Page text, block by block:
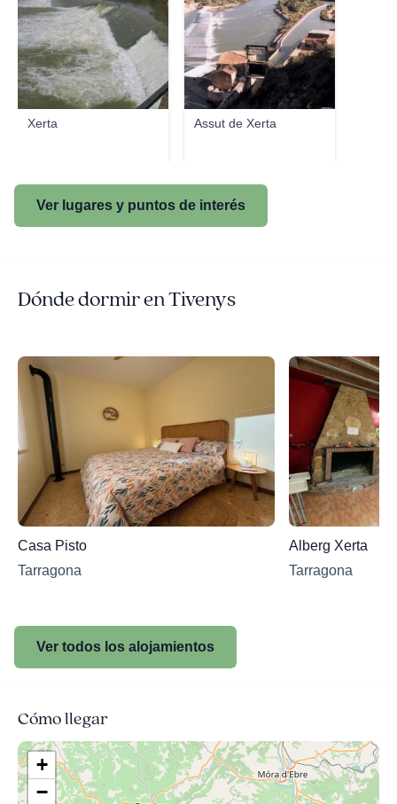
Xerta Assut de Xerta
Ver lugares y puntos de interés
Dónde dormir en Tivenys
Casa Pisto
Tarragona
Alberg Xerta
Tarragona
Ver todos los alojamientos
Cómo llegar
+
−